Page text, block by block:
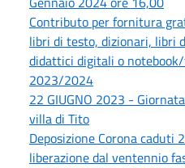
Contributo per fornitura
libri di testo, dizionari, libri
didattici digitali o
2023/2024
22 GIUGNO 2023 -
villa di Tito
Deposizione Corona caduti
liberazione dal ventennio